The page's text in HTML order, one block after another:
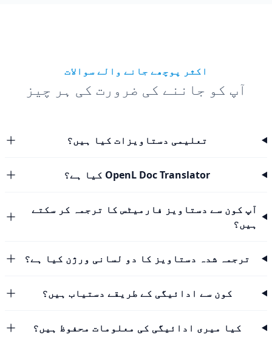
اکثر پوچھے جانے والے سوالات
آپ کو جاننے کی ضرورت کی ہر چیز
تعلیمی دستاویزات کیا ہیں؟
OpenL Doc Translator کیا ہے؟
آپ کون سے دستاویز فارمیٹس کا ترجمہ کر سکتے
ہیں؟
ترجمہ شدہ دستاویز کا دو لسانی ورژن کیا ہے؟
کون سے ادائیگی کے طریقے دستیاب ہیں؟
کیا میری ادائیگی کی معلومات محفوظ ہیں؟